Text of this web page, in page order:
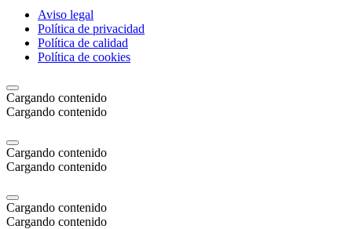
Aviso legal
Política de privacidad
Política de calidad
Política de cookies
Cargando contenido
Cargando contenido
Cargando contenido
Cargando contenido
Cargando contenido
Cargando contenido